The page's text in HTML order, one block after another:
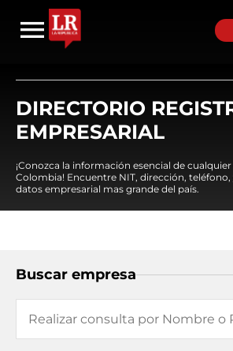
DIRECTORIO
EMPRESARIAL
¡Conozca la información esencial de
Colombia! Encuentre NIT, dirección, teléfono,
datos empresarial mas grande del país.
Buscar empresa